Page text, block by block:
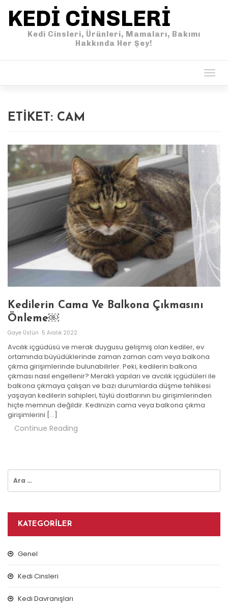
KEDI CINSLERI
Kedi Cinsleri, Ürünleri, Mamaları, Bakımı
Hakkında Her Şey!
ETIKET: CAM
Kedilerin Cama Ve Balkona Çıkmasını
Önleme￼
Gaye Üstün 5 Aralık 2022
Avcılık içgüdüsü ve merak duygusu gelişmiş olan kediler, ev
ortamında büyüdüklerinde zaman zaman cam veya balkona
çıkma girişimlerinde bulunabilirler. Peki, kedilerin balkona
çıkması nasıl engellenir? Meraklı yapıları ve avcılık içgüdüleri ile
balkona çıkmaya çalışan ve bazı durumlarda düşme tehlikesi
yaşayan kedilerin sahipleri, tüylü dostlarının bu girişimlerinden
hiçte memnun değildir. Kedinizin cama veya balkona çıkma
girişimlerini […]
Continue Reading
Arama:
KATEGORILER
Genel
Kedi Cinsleri
Kedi Davranışları